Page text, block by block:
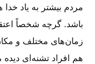
مردم بیشتر به یاد
باشد. گرچه شخصاً
زمان‌‌های مختلف و
هم افراد تشنه‌‌ای